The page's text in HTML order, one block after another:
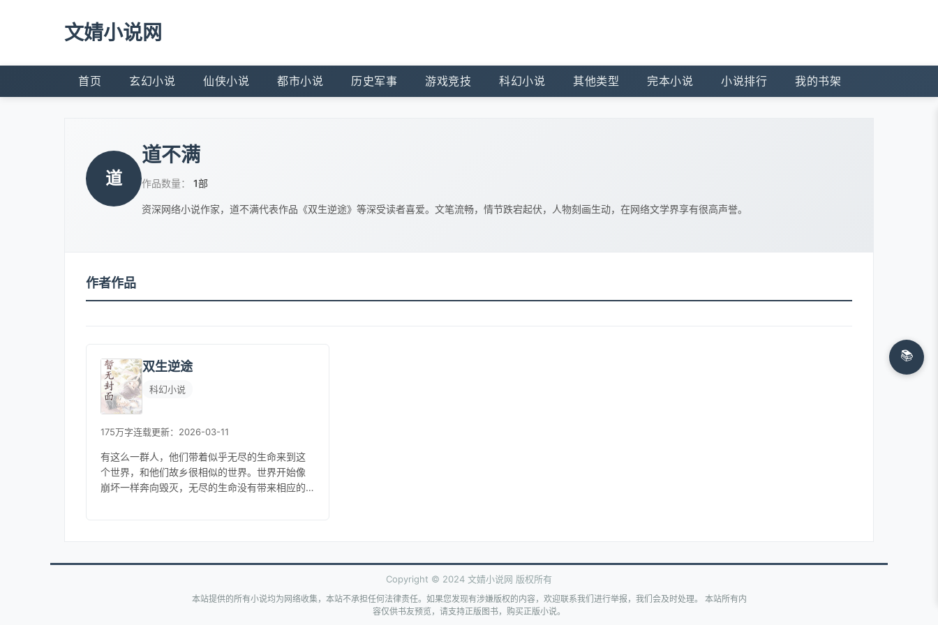
文婧小说网
首页 玄幻小说 仙侠小说 都市小说 历史军事 游戏竞技 科幻小说 其他类型 完本小说 小说排行 我的书架
道
道不满
作品数量： 1部
资深网络小说作家，道不满代表作品《双生逆途》等深受读者喜爱。文笔流畅，情节跌宕起伏，人物刻画生动，在网络文学界享有很高声誉。
作者作品
双生逆途
科幻小说
175万字连载更新：2026-03-11
有这么一群人，他们带着似乎无尽的生命来到这
个世界，和他们故乡很相似的世界。世界开始像
崩坏一样奔向毁灭，无尽的生命没有带来相应的
📚
Copyright © 2024 文婧小说网 版权所有
本站提供的所有小说均为网络收集，本站不承担任何法律责任。如果您发现有涉嫌版权的内容，欢迎联系我们进行举报，我们会及时处理。 本站所有内
容仅供书友预览，请支持正版图书，购买正版小说。